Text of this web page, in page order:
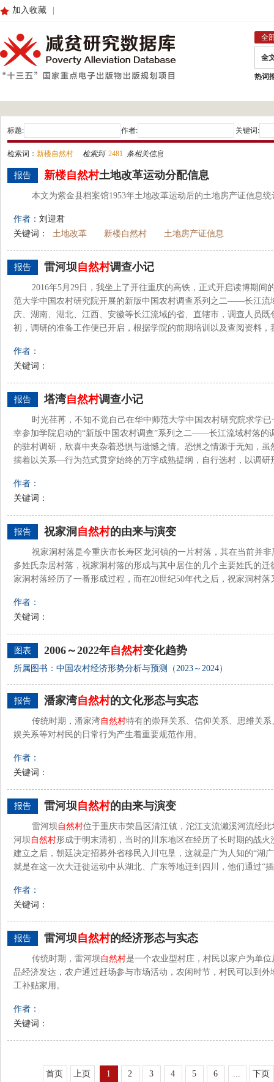
加入收藏
全
全
热词
标题: 作者: 关键词:
检索词： 新楼自然村 检索到 2481 条相关信息
报告 新楼自然村土地改革运动分配信息
本文为紫金县档案馆1953年土地改革运动后的土地房产证信息统
作者： 刘迎君
关键词：
土地改革 新楼自然村 土地房产证信息
报告 雷河坝自然村调查小记
2016年5月29日，我坐上了开往重庆的高铁，正式开启读博期间
范大学中国农村研究院开展的新版中国农村调查系列之二——长江流
庆、湖南、湖北、江西、安徽等长江流域的省、直辖市，调查人员
初，调研的准备工作便已开启，根据学院的前期培训以及查阅资料，
作者：
关键词：
报告 塔湾自然村调查小记
时光荏苒，不知不觉自己在华中师范大学中国农村研究院求学
幸参加学院启动的“新版中国农村调查”系列之二——长江流域村落的
的驻村调研，欣喜中夹杂着恐惧与遗憾之情。恐惧之情源于无知，
揣着以关系—行为范式贯穿始终的万字成熟提纲，自行选村，以调研
作者：
关键词：
报告 祝家洞 自然村的由来与演变
祝家洞村落是今重庆市长寿区龙河镇的一片村落，其在当前并
多姓氏杂居村落，祝家洞村落的形成与其中居住的几个主要姓氏的
家洞村落经历了一番形成过程，而在20世纪50年代之后，祝家洞村
作者：
关键词：
图表 2006～2022年自然村变化趋势
所属图书：中国农村经济形势分析与预测（2023～2024）
报告 潘家湾自然村的文化形态与实态
传统时期，潘家湾自然村特有的崇拜关系、信仰关系、思维关
娱关系等对村民的日常行为产生着重要规范作用。
作者：
关键词：
报告 雷河坝自然村的由来与演变
雷河坝 自然村位于重庆市荣昌区清江镇，沱江支流濑溪河流经
河坝 自然村形成于明末清初，当时的川东地区在经历了长时期的战
建立之后，朝廷决定招募外省移民入川屯垦，这就是广为人知的“湖
就是在这一次大迁徙运动中从湖北、广东等地迁到四川，他们通过“
作者：
关键词：
报告 雷河坝自然村的经济形态与实态
传统时期，雷河坝 自然村是一个农业型村庄，村民以家户为单
品经济发达，农户通过赶场参与市场活动，农闲时节，村民可以到
工补贴家用。
作者：
关键词：
首页 上页 1 2 3 4 5 6 ... 下页